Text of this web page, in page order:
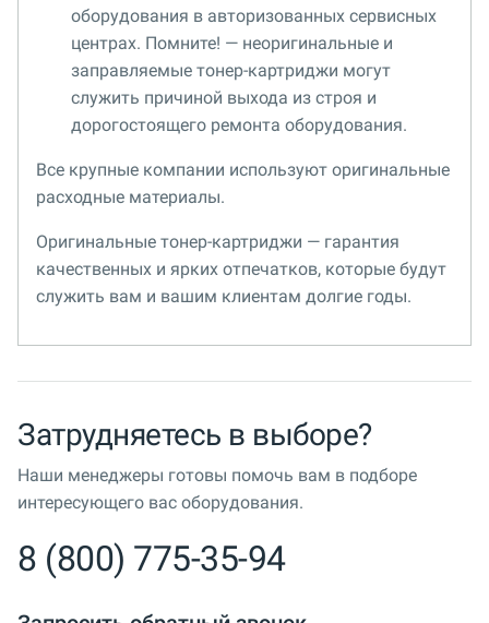
оборудования в авторизованных сервисных
центрах. Помните! — неоригинальные и
заправляемые тонер-картриджи могут
служить причиной выхода из строя и
дорогостоящего ремонта оборудования.
Все крупные компании используют оригинальные
расходные материалы.
Оригинальные тонер-картриджи — гарантия
качественных и ярких отпечатков, которые будут
служить вам и вашим клиентам долгие годы.
Затрудняетесь в выборе?
Наши менеджеры готовы помочь вам в подборе
интересующего вас оборудования.
8 (800) 775-35-94